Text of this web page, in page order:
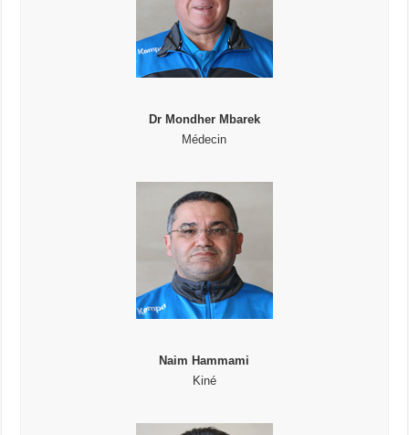
Dr Mondher Mbarek
Médecin
Naim Hammami
Kiné